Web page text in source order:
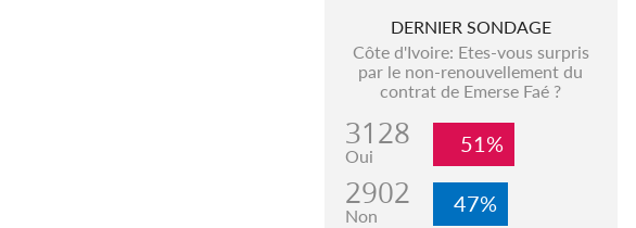
DERNIER SONDAGE
Côte d'Ivoire: Etes-vous surpris
par le non-renouvellement du
contrat de Emerse Faé ?
3128
Oui 51%
2902
Non 47%